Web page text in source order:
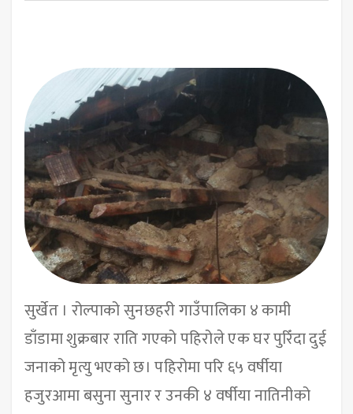
सुर्खेत । रोल्पाको सुनछहरी गाउँपालिका ४ कामी
डाँडामा शुक्रबार राति गएको पहिरोले एक घर पुरिँदा दुई
जनाको मृत्यु भएको छ। पहिरोमा परि ६५ वर्षीया
हजुरआमा बसुना सुनार र उनकी ४ वर्षीया नातिनीको